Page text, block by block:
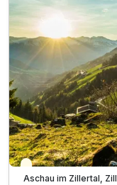
Speisesaal, nicht
täglich Nutzung des
Dampfbad und
1 x Grillabend pro
September)
Parken am Hotel
WLAN
Teilweise
Aschau im Zillertal,